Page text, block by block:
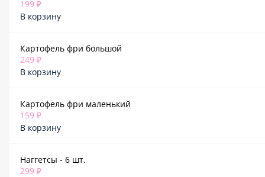
199 ₽
В корзину
Картофель фри большой
249 ₽
В корзину
Картофель фри маленький
159 ₽
В корзину
Наггетсы - 6 шт.
299 ₽